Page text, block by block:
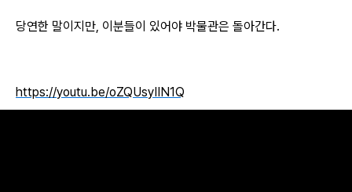
당연한 말이지만, 이분들이 있어야 박물관은 돌아간다.
https://youtu.be/oZQUsyIIN1Q